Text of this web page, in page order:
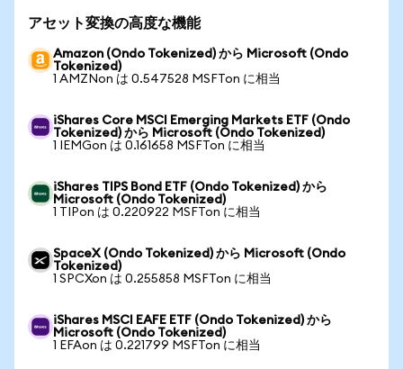
アセット変換の高度な機能
Amazon (Ondo Tokenized) から Microsoft (Ondo
Tokenized)
1 AMZNon は 0.547528 MSFTon に相当
iShares Core MSCI Emerging Markets ETF (Ondo
Tokenized) から Microsoft (Ondo Tokenized)
1 IEMGon は 0.161658 MSFTon に相当
iShares TIPS Bond ETF (Ondo Tokenized) から
Microsoft (Ondo Tokenized)
1 TIPon は 0.220922 MSFTon に相当
SpaceX (Ondo Tokenized) から Microsoft (Ondo
Tokenized)
1 SPCXon は 0.255858 MSFTon に相当
iShares MSCI EAFE ETF (Ondo Tokenized) から
Microsoft (Ondo Tokenized)
1 EFAon は 0.221799 MSFTon に相当